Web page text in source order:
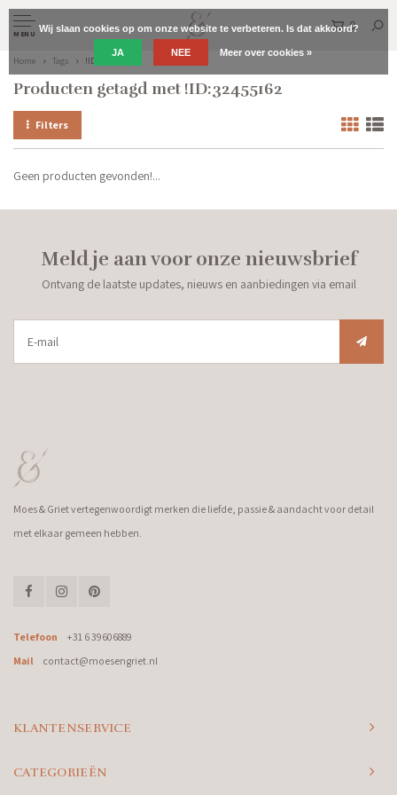
MENU
0
Home Tags !ID:32455162
Producten getagd met !ID:32455162
Filters
Geen producten gevonden!...
Meld je aan voor onze nieuwsbrief
Ontvang de laatste updates, nieuws en aanbiedingen via email
Moes & Griet vertegenwoordigt merken die liefde, passie & aandacht voor detail
met elkaar gemeen hebben.
Telefoon
+31 6 39606889
Mail
contact@moesengriet.nl
KLANTENSERVICE
CATEGORIEËN
Wij slaan cookies op om onze website te verbeteren. Is dat akkoord?
JA NEE Meer over cookies »